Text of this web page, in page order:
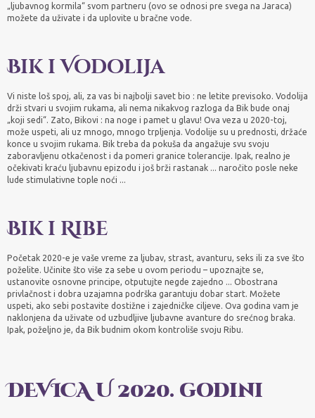
„ljubavnog kormila“ svom partneru (ovo se odnosi pre svega na Jaraca)
možete da uživate i da uplovite u bračne vode.
Bik i Vodolija
Vi niste loš spoj, ali, za vas bi najbolji savet bio : ne letite previsoko. Vodolija
drži stvari u svojim rukama, ali nema nikakvog razloga da Bik bude onaj
„koji sedi“. Zato, Bikovi : na noge i pamet u glavu! Ova veza u 2020-toj,
može uspeti, ali uz mnogo, mnogo trpljenja. Vodolije su u prednosti, držaće
konce u svojim rukama. Bik treba da pokuša da angažuje svu svoju
zaboravljenu otkačenost i da pomeri granice tolerancije. Ipak, realno je
očekivati kraću ljubavnu epizodu i još brži rastanak ... naročito posle neke
lude stimulativne tople noći ...
Bik i Ribe
Početak 2020-e je vaše vreme za ljubav, strast, avanturu, seks ili za sve što
poželite. Učinite što više za sebe u ovom periodu – upoznajte se,
ustanovite osnovne principe, otputujte negde zajedno ... Obostrana
privlačnost i dobra uzajamna podrška garantuju dobar start. Možete
uspeti, ako sebi postavite dostižne i zajedničke ciljeve. Ova godina vam je
naklonjena da uživate od uzbudljive ljubavne avanture do srećnog braka.
Ipak, poželjno je, da Bik budnim okom kontroliše svoju Ribu.
DEVICA U 2020. godini